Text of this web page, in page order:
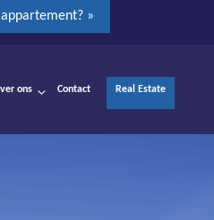
»
ons Contact Real Estate